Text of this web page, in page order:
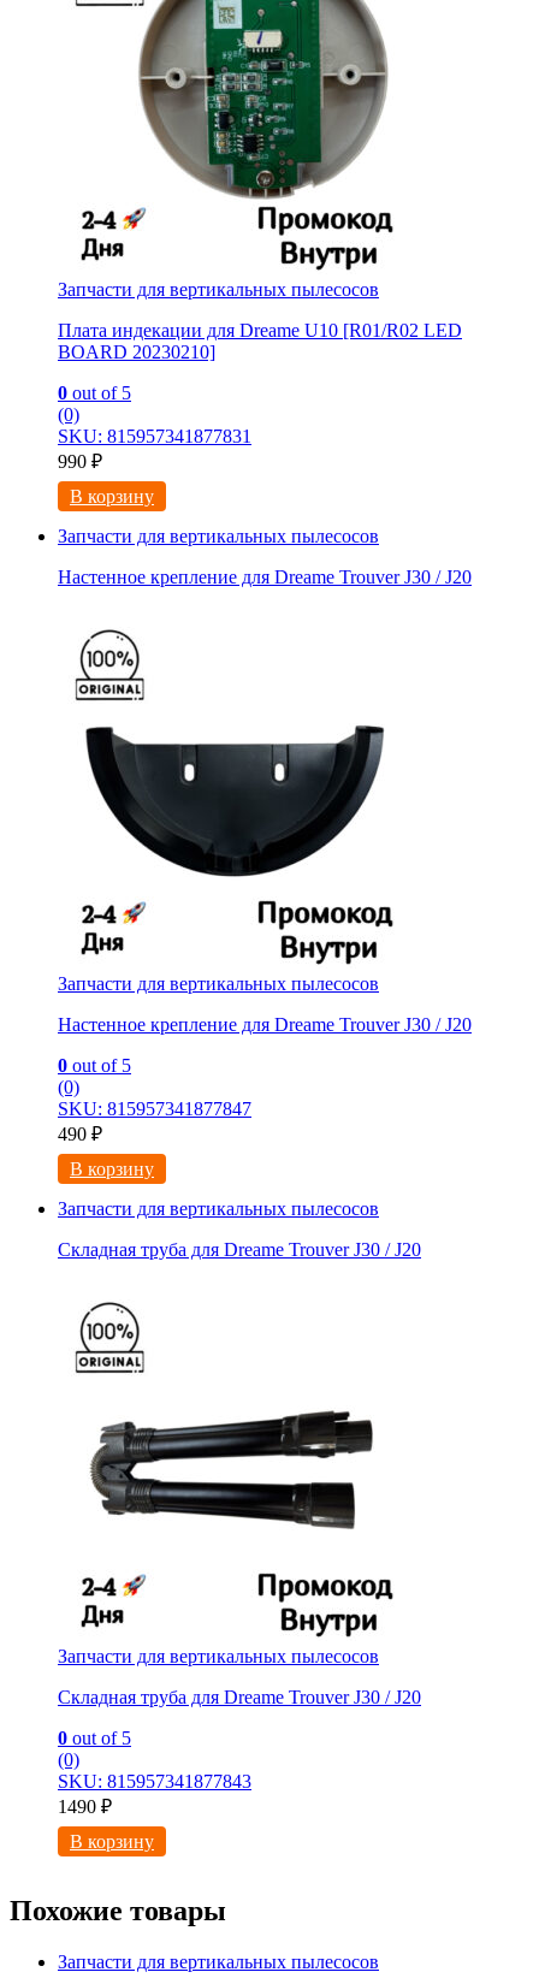
Запчасти для вертикальных пылесосов
Плата индекации для Dreame U10 [R01/R02 LED
BOARD 20230210]
0 out of 5
(0)
SKU: 815957341877831
990 ₽
В корзину
Запчасти для вертикальных пылесосов
Настенное крепление для Dreame Trouver J30 / J20
Запчасти для вертикальных пылесосов
Настенное крепление для Dreame Trouver J30 / J20
0 out of 5
(0)
SKU: 815957341877847
490 ₽
В корзину
Запчасти для вертикальных пылесосов
Складная труба для Dreame Trouver J30 / J20
Запчасти для вертикальных пылесосов
Складная труба для Dreame Trouver J30 / J20
0 out of 5
(0)
SKU: 815957341877843
1490 ₽
В корзину
Похожие товары
Запчасти для вертикальных пылесосов